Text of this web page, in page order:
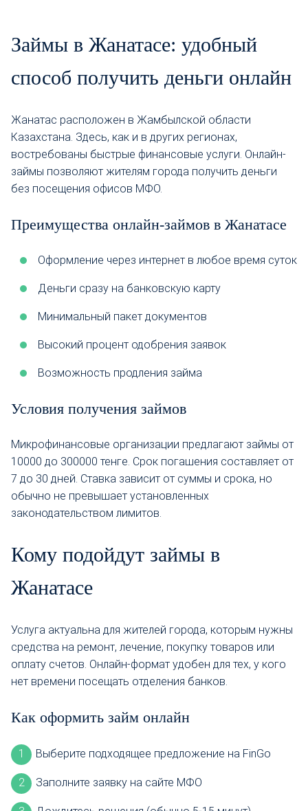
Займы в Жанатасе: удобный
способ получить деньги онлайн
Жанатас расположен в Жамбылской области
Казахстана. Здесь, как и в других регионах,
востребованы быстрые финансовые услуги. Онлайн-
займы позволяют жителям города получить деньги
без посещения офисов МФО.
Преимущества онлайн-займов в Жанатасе
Оформление через интернет в любое время суток
Деньги сразу на банковскую карту
Минимальный пакет документов
Высокий процент одобрения заявок
Возможность продления займа
Условия получения займов
Микрофинансовые организации предлагают займы от
10000 до 300000 тенге. Срок погашения составляет от
7 до 30 дней. Ставка зависит от суммы и срока, но
обычно не превышает установленных
законодательством лимитов.
Кому подойдут займы в
Жанатасе
Услуга актуальна для жителей города, которым нужны
средства на ремонт, лечение, покупку товаров или
оплату счетов. Онлайн-формат удобен для тех, у кого
нет времени посещать отделения банков.
Как оформить займ онлайн
Выберите подходящее предложение на FinGo
Заполните заявку на сайте МФО